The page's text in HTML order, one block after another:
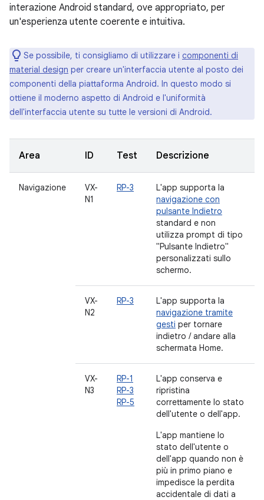
interazione Android standard, ove appropriato, per
un'esperienza utente coerente e intuitiva.
Se possibile, ti consigliamo di utilizzare i componenti di
material design per creare un'interfaccia utente al posto dei
componenti della piattaforma Android. In questo modo si
ottiene il moderno aspetto di Android e l'uniformità
dell'interfaccia utente su tutte le versioni di Android.
Area ID Test Descrizione
Navigazione
VX-
N1
RP-3
L'app supporta la
navigazione con
pulsante Indietro
standard e non
utilizza prompt di tipo
"Pulsante Indietro"
personalizzati sullo
schermo.
VX-
N2
RP-3
L'app supporta la
navigazione tramite
gesti per tornare
indietro / andare alla
schermata Home.
VX-
N3
RP-1
RP-3
RP-5
L'app conserva e
ripristina
correttamente lo stato
dell'utente o dell'app.
L'app mantiene lo
stato dell'utente o
dell'app quando non è
più in primo piano e
impedisce la perdita
accidentale di dati a